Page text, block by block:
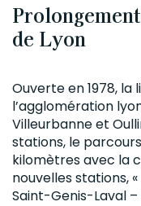
de Lyon
Ouverte en 1978, la
l’agglomération
Villeurbanne et
stations, le
kilomètres avec la
nouvelles stations,
Saint-Genis-Laval –